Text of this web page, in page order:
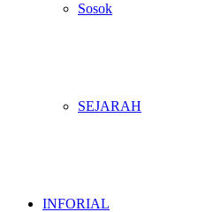
Sosok
SEJARAH
INFORIAL